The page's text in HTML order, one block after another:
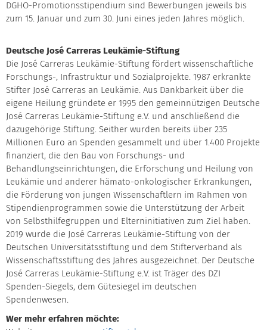
DGHO-Promotionsstipendium sind Bewerbungen jeweils bis
zum 15. Januar und zum 30. Juni eines jeden Jahres möglich.
Deutsche José Carreras Leukämie-Stiftung
Die José Carreras Leukämie-Stiftung fördert wissenschaftliche
Forschungs-, Infrastruktur und Sozialprojekte. 1987 erkrankte
Stifter José Carreras an Leukämie. Aus Dankbarkeit über die
eigene Heilung gründete er 1995 den gemeinnützigen Deutsche
José Carreras Leukämie-Stiftung e.V. und anschließend die
dazugehörige Stiftung. Seither wurden bereits über 235
Millionen Euro an Spenden gesammelt und über 1.400 Projekte
finanziert, die den Bau von Forschungs- und
Behandlungseinrichtungen, die Erforschung und Heilung von
Leukämie und anderer hämato-onkologischer Erkrankungen,
die Förderung von jungen Wissenschaftlern im Rahmen von
Stipendienprogrammen sowie die Unterstützung der Arbeit
von Selbsthilfegruppen und Elterninitiativen zum Ziel haben.
2019 wurde die José Carreras Leukämie-Stiftung von der
Deutschen Universitätsstiftung und dem Stifterverband als
Wissenschaftsstiftung des Jahres ausgezeichnet. Der Deutsche
José Carreras Leukämie-Stiftung e.V. ist Träger des DZI
Spenden-Siegels, dem Gütesiegel im deutschen
Spendenwesen.
Wer mehr erfahren möchte: